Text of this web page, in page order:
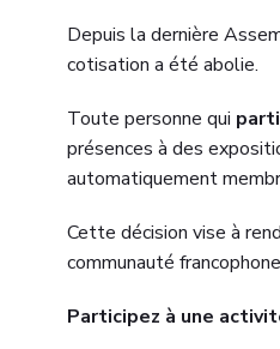
Depuis la dernière
cotisation a été abolie.
Toute personne qui
présences à des
automatiquement
Cette décision vise à
communauté
Participez à une